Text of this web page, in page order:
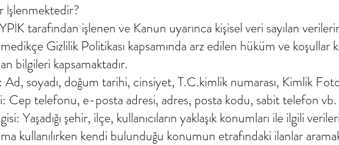
İşlenmektedir?
tarafından işlenen ve Kanun uyarınca kişisel veri sayılan
Gizlilik Politikası kapsamında arz edilen hüküm ve koşullar
bilgileri kapsamaktadır.
Ad, soyadı, doğum tarihi, cinsiyet, T.C.kimlik numarası, Kimlik
Cep telefonu, e-posta adresi, adres, posta kodu, sabit telefon
Yaşadığı şehir, ilçe, kullanıcıların yaklaşık konumları ile ilgili
kullanılırken kendi bulunduğu konumun etrafındaki ilanlar